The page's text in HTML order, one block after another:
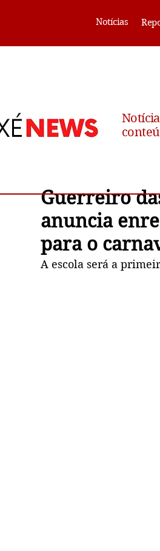
Notícias
Guerreiro
anuncia
para o
A escola será a